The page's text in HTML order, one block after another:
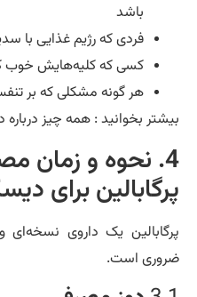
فردی که رژیم غذایی با سدیم
کسی که کلیه‌هایش خوب کار
هر گونه مشکلی که بر تنفس
بخوانید : همه چیز درباره
4. نحوه و زمان
برای
یک داروی نسخه‌ای
است.